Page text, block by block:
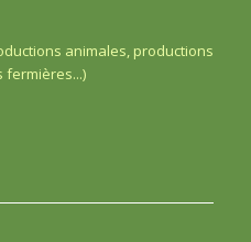
animales, productions